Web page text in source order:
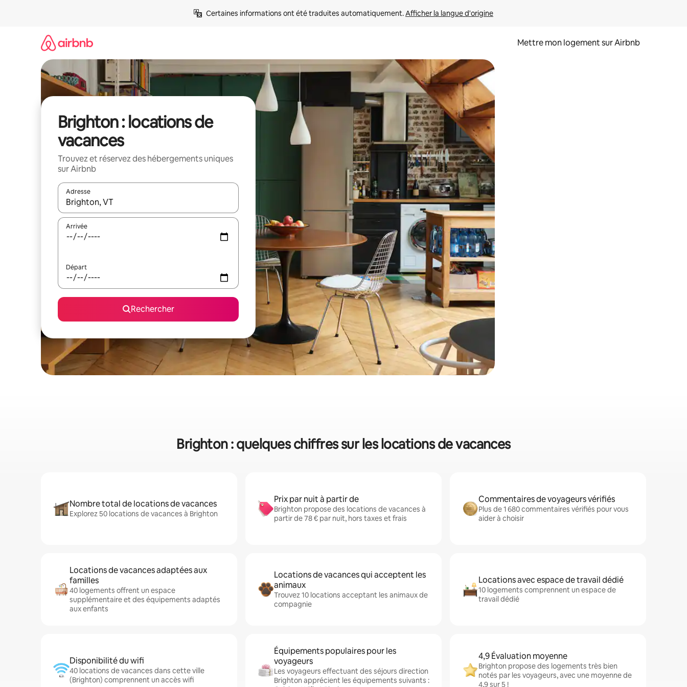
Certaines informations ont été traduites automatiquement. Afficher la langue d'origine
Mettre mon logement sur Airbnb
Brighton : locations de
vacances
Trouvez et réservez des hébergements uniques
sur Airbnb
Adresse
Lorsque les résultats s'affichent, utilisez les flèches vers le haut et vers le bas pour les parcourir ou en appuyant et en faisant glisser.
Arrivée
Départ
Rechercher
Brighton : quelques chiffres sur les locations de vacances
Nombre total de locations de vacances
Explorez 50 locations de vacances à Brighton
Prix par nuit à partir de
Brighton propose des locations de vacances à
partir de 78 € par nuit, hors taxes et frais
Commentaires de voyageurs vérifiés
Plus de 1 680 commentaires vérifiés pour vous
aider à choisir
Locations de vacances adaptées aux
familles
40 logements offrent un espace
supplémentaire et des équipements adaptés
aux enfants
Locations de vacances qui acceptent les
animaux
Trouvez 10 locations acceptant les animaux de
compagnie
Locations avec espace de travail dédié
10 logements comprennent un espace de
travail dédié
Disponibilité du wifi
40 locations de vacances dans cette ville
(Brighton) comprennent un accès wifi
Équipements populaires pour les
voyageurs
Les voyageurs effectuant des séjours direction
Brighton apprécient les équipements suivants :
4,9 Évaluation moyenne
Brighton propose des logements très bien
notés par les voyageurs, avec une moyenne de
4,9 sur 5 !